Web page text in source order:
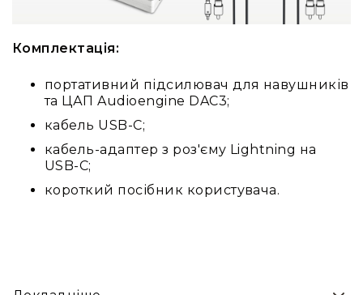
та
компоненти
ЦАПи
Програвачі
вінілу
та
ЦАПи
Комплектація:
портативний підсилювач для навушників
та ЦАП Audioengine DAC3;
кабель USB-C;
кабель-адаптер з роз'єму Lightning на
USB-C;
короткий посібник користувача.